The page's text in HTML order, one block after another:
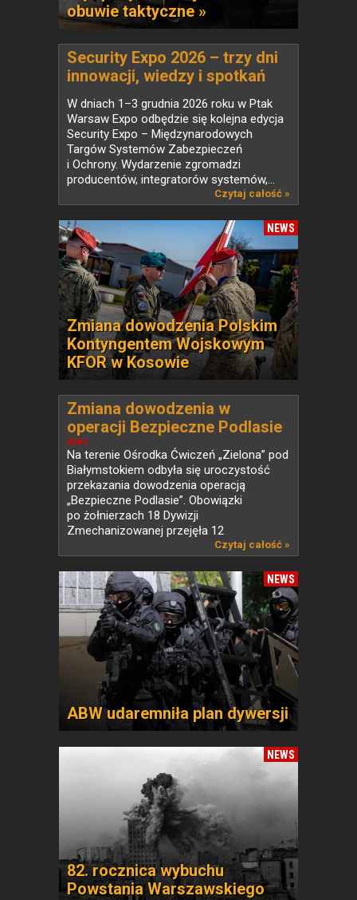
obuwie taktyczne »
Security Expo 2026 – trzy dni
innowacji, wiedzy i spotkań
liderów branży
bezpieczeństwa
W dniach 1–3 grudnia 2026 roku w Ptak
Warsaw Expo odbędzie się kolejna edycja
Security Expo – Międzynarodowych
Targów Systemów Zabezpieczeń
i Ochrony. Wydarzenie zgromadzi
producentów, integratorów systemów,...
Czytaj całość »
NEWS
Zmiana dowodzenia Polskim
Kontyngentem Wojskowym
KFOR w Kosowie
NEWS
Zmiana dowodzenia w
operacji Bezpieczne Podlasie
Na terenie Ośrodka Ćwiczeń „Zielona” pod
Białymstokiem odbyła się uroczystość
przekazania dowodzenia operacją
„Bezpieczne Podlasie”. Obowiązki
po żołnierzach 18 Dywizji
Zmechanizowanej przejęła 12
Czytaj całość »
NEWS
ABW udaremniła plan dywersji
NEWS
82. rocznica wybuchu
Powstania Warszawskiego